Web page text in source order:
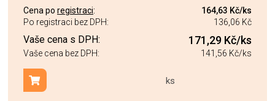
Cena po registraci: 164,63 Kč/ks
Po registraci bez DPH:
136,06 Kč
Vaše cena s DPH: 171,29 Kč/ks
Vaše cena bez DPH: 141,56 Kč/ks
ks
Přidat do košíku